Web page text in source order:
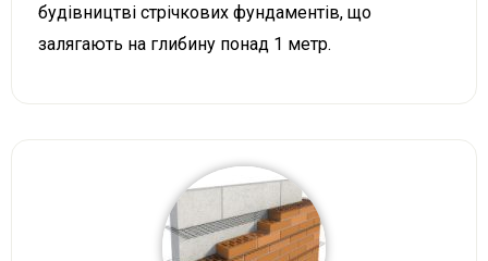
будівництві стрічкових фундаментів, що
залягають на глибину понад 1 метр.